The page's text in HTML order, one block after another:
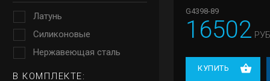
Латунь
Силиконовые
Нержавеющая сталь
В КОМПЛЕКТЕ:
G4398-89
16502
КУПИТЬ